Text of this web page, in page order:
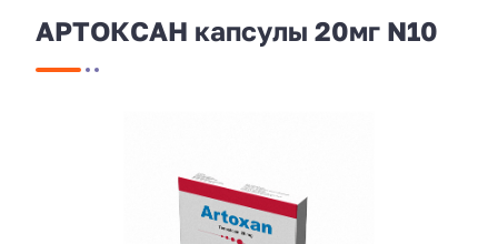
АРТОКСАН капсулы 20мг N10